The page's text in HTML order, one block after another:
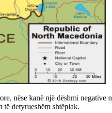
nëse kanë një dëshmi
të detyrueshëm shtëpiak.